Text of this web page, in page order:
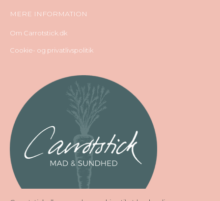
MERE INFORMATION
Om Carrotstick.dk
Cookie- og privatlivspolitik